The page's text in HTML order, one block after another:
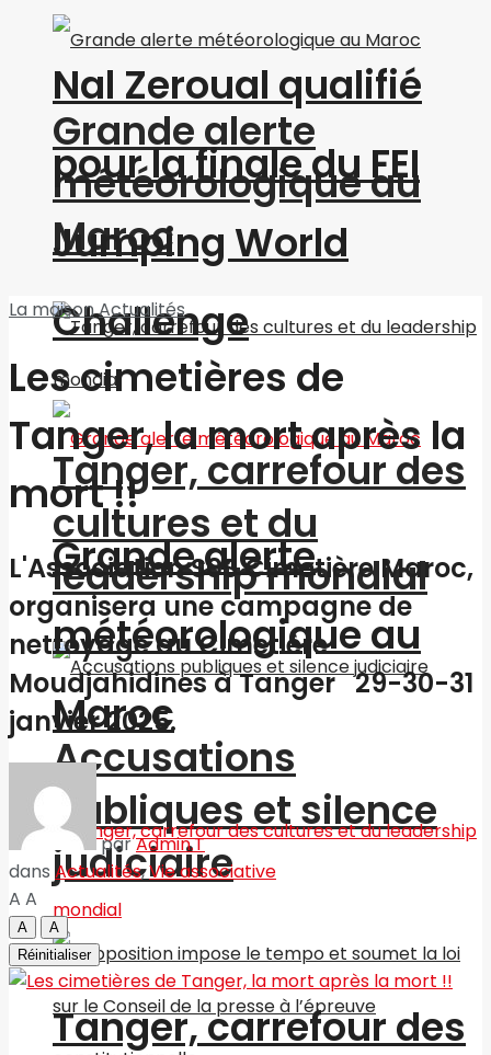
Grande alerte
météorologique au
Maroc
Tanger, carrefour des
cultures et du
leadership mondial
Accusations
publiques et silence
judiciaire
Nal Zeroual qualifié
pour la finale du FEI
Jumping World
Challenge
Grande alerte
météorologique au
Maroc
Tanger, carrefour des
La maisonActualités
Les cimetières de
Tanger, la mort après la
mort !!
L'Association S0S Cimetière Maroc,
organisera une campagne de
nettoyage au Cimetière
Moudjahidines à Tanger 29-30-31
janvier 2025.
parAdmin.T
dans Actualités,Vie associative
A A
A
A
Réinitialiser